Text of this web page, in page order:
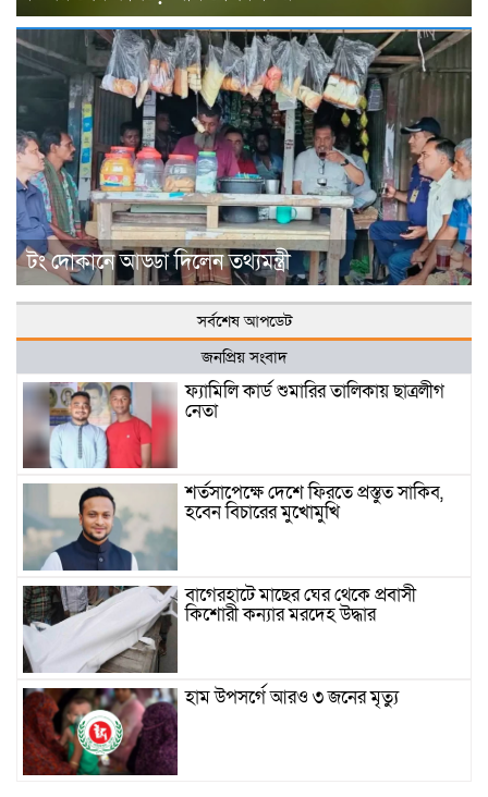
টং দোকানে আড্ডা দিলেন তথ্যমন্ত্রী
সর্বশেষ আপডেট
জনপ্রিয় সংবাদ
ফ্যামিলি কার্ড শুমারির তালিকায় ছাত্রলীগ
নেতা
শর্তসাপেক্ষে দেশে ফিরতে প্রস্তুত সাকিব,
হবেন বিচারের মুখোমুখি
বাগেরহাটে মাছের ঘের থেকে প্রবাসী
কিশোরী কন্যার মরদেহ উদ্ধার
হাম উপসর্গে আরও ৩ জনের মৃত্যু